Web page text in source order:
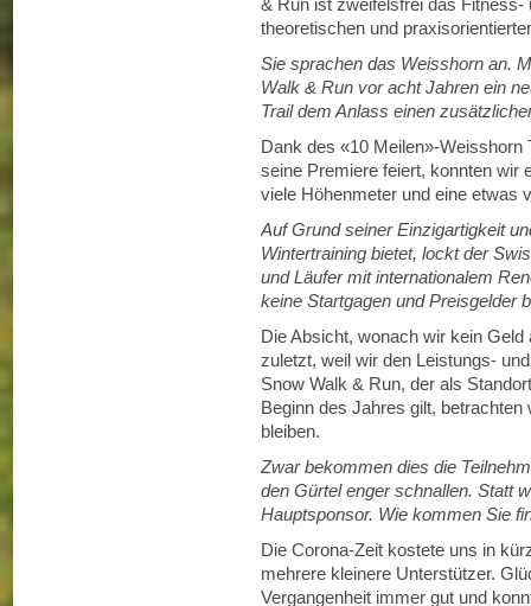
& Run ist zweifelsfrei das
theoretischen und
Sie sprachen das Weisshorn an.
Walk & Run vor acht Jahren ein
Trail dem Anlass einen
Dank des «10 Meilen»-Weisshorn
seine Premiere feiert, konnten wir
viele Höhenmeter und eine etwas
Auf Grund seiner Einzigartigkeit
Wintertraining bietet, lockt der
und Läufer mit internationalem
keine Startgagen und Preisgelder
Die Absicht, wonach wir kein
zuletzt, weil wir den Leistungs-
Snow Walk & Run, der als
Beginn des Jahres gilt,
bleiben.
Zwar bekommen dies die
den Gürtel enger schnallen. Statt
Hauptsponsor. Wie kommen Sie
Die Corona-Zeit kostete uns in
mehrere kleinere Unterstützer.
Vergangenheit immer gut und